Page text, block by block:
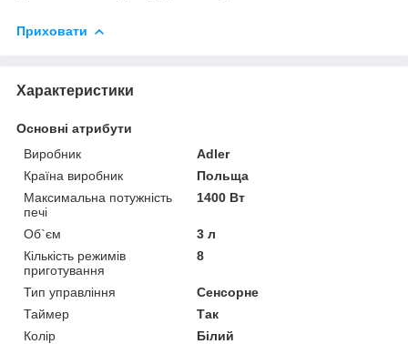
Приховати
Характеристики
Основні атрибути
Виробник
Adler
Країна виробник
Польща
Максимальна потужність
печі
1400 Вт
Об`єм
3 л
Кількість режимів
приготування
8
Тип управління
Сенсорне
Таймер
Так
Колір
Білий